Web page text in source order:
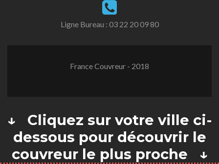
Ligne Bureau : 03 22 20 09 80
France Couvreur - 2018
↓ Cliquez sur votre ville ci-
dessous pour découvrir le
couvreur le plus proche ↓